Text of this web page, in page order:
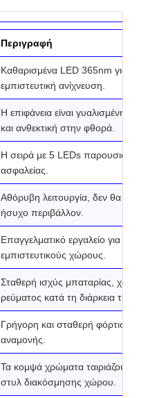
Περιγραφή
Καθαρισμένα LED 365nm για
εμπιστευτική ανίχνευση.
Η επιφάνεια είναι γυαλισμένη
και ανθεκτική στην φθορά.
Η σειρά με 5 LEDs παρουσιάζει
ασφαλείας.
Αθόρυβη λειτουργία, δεν θα
ήσυχο περιβάλλον.
Επαγγελματικό εργαλείο για
εμπιστευτικούς χώρους.
Σταθερή ισχύς μπαταρίας, χωρίς
ρεύματος κατά τη διάρκεια της
Γρήγορη και σταθερή φόρτιση,
αναμονής.
Τα κομψά χρώματα ταιριάζουν
στυλ διακόσμησης χώρου.